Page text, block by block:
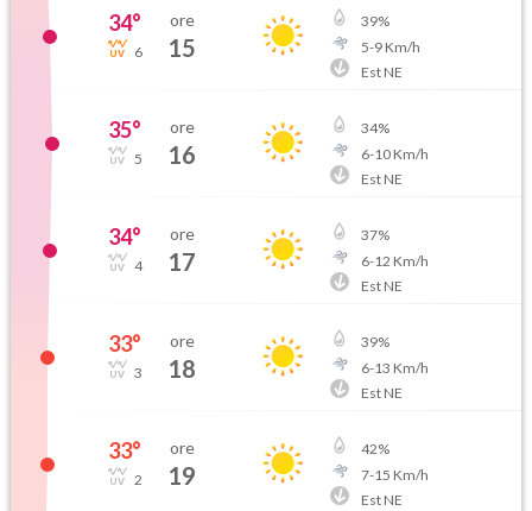
34°
6
ore
15
39%
5-9Km/h
Est NE
35°
5
ore
16
34%
6-10Km/h
Est NE
34°
4
ore
17
37%
6-12 Km/h
Est NE
33°
3
ore
18
39%
6-13 Km/h
Est NE
33°
2
ore
19
42%
7-15 Km/h
Est NE